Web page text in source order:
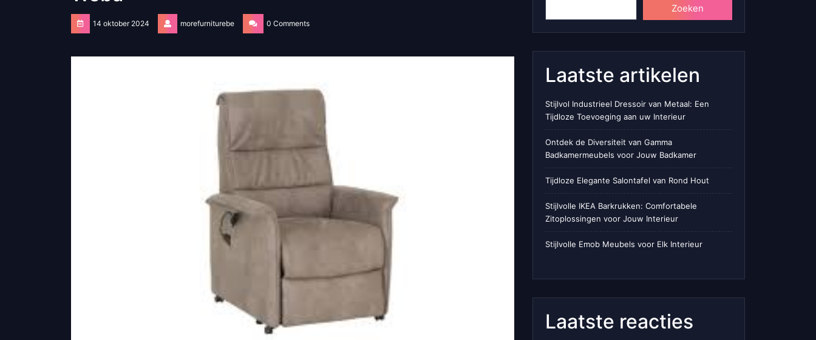
14 oktober 2024 morefurniturebe 0 Comments
Zoeken
Laatste artikelen
Stijlvol Industrieel Dressoir van Metaal: Een
Tijdloze Toevoeging aan uw Interieur
Ontdek de Diversiteit van Gamma
Badkamermeubels voor Jouw Badkamer
Tijdloze Elegante Salontafel van Rond Hout
Stijlvolle IKEA Barkrukken: Comfortabele
Zitoplossingen voor Jouw Interieur
Stijlvolle Emob Meubels voor Elk Interieur
Laatste reacties